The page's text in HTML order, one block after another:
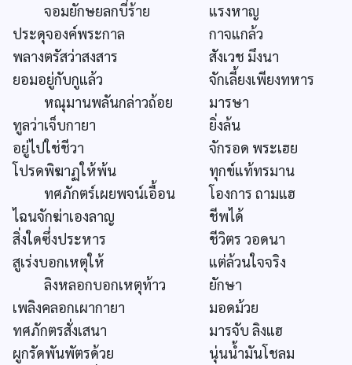
จอมยักษยลกบี่ร้าย
แรงหาญ
ประดุจองค์พระกาล
กาจแกล้ว
พลางตรัสว่าสงสาร
สังเวช มึงนา
ยอมอยู่กับกูแล้ว
จักเลี้ยงเพียงทหาร
หณุมานพลันกล่าวถ้อย
มารษา
ทูลว่าเจ็บกายา
ยิ่งล้น
อยู่ไปใช่ชีวา
จักรอด พระเฮย
โปรดพิฆาฏให้พ้น
ทุกข์แท้ทรมาน
ทศภักตร์เผยพจน์เอื้อน
โองการ ถามแฮ
ไฉนจักฆ่าเองลาญ
ชีพได้
สิ่งใดซึ่งประหาร
ชีวิตร วอดนา
สูเร่งบอกเหตุให้
แต่ล้วนใจจริง
ลิงหลอกบอกเหตุท้าว
ยักษา
เพลิงคลอกเผากายา
มอดม้วย
ทศภักตรสั่งเสนา
มารจับ ลิงแฮ
ผูกรัดพันพัตรด้วย
นุ่นน้ำมันโชลม